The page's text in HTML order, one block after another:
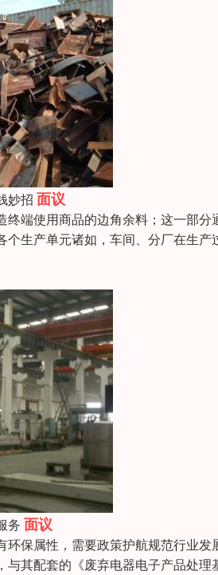
妙招 面议
端使用商品的边角余料；这一部
生产单元诸如，车间、分厂在生
务 面议
环保属性，需要政策护航规范行业
其配套的《废弃电器电子产品处